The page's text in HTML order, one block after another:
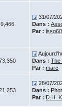
31/07/
Dans :
Par :
Dans : The
Par : marc
28/07/
Dans :
Par : D.H.